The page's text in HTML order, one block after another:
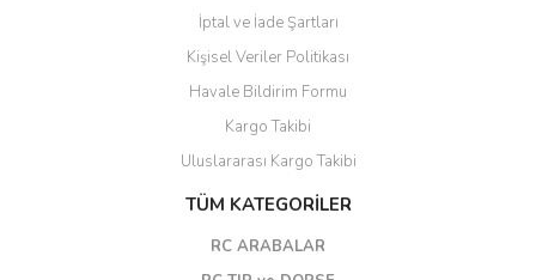
İptal ve İade Şartları
Kişisel Veriler Politikası
Havale Bildirim Formu
Kargo Takibi
Uluslararası Kargo Takibi
TÜM KATEGORİLER
RC ARABALAR